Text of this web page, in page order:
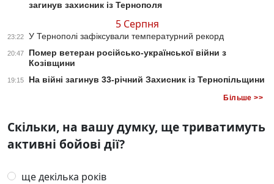
загинув захисник із Тернополя
5 Серпня
23:22 У Тернополі зафіксували температурний рекорд
20:47
Помер ветеран російсько-української війни з
Козівщини
19:15 На війні загинув 33-річний Захисник із Тернопільщини
Більше >>
Скільки, на вашу думку, ще триватимуть
активні бойові дії?
ще декілька років